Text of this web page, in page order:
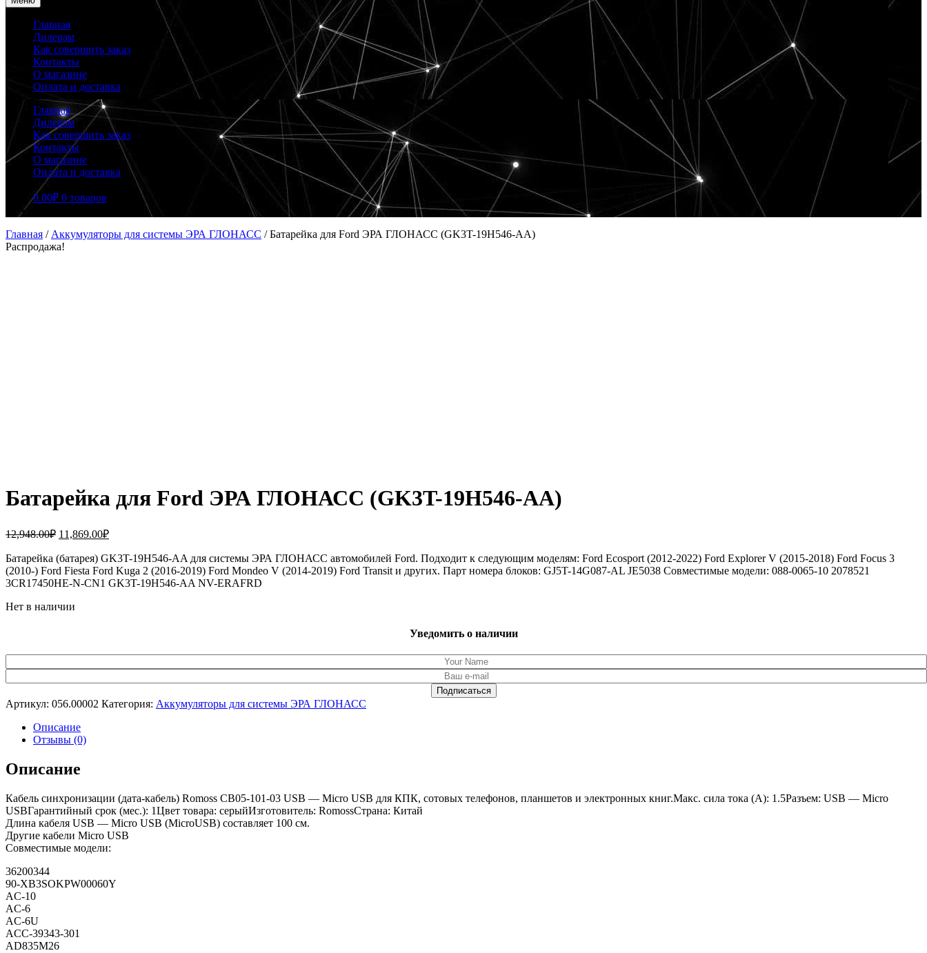
Главная
Дилерам
Как совершить заказ
Контакты
О магазине
Оплата и доставка
Главная
Дилерам
Как совершить заказ
Контакты
О магазине
Оплата и доставка
0.00₽ 0 товаров
Главная / Аккумуляторы для системы ЭРА ГЛОНАСС /Батарейка для Ford ЭРА ГЛОНАСС (GK3T-19H546-AA)
Распродажа!
Батарейка для Ford ЭРА ГЛОНАСС (GK3T-19H546-AA)
12,948.00₽ Первоначальная
составляла
12,948.00₽.
11,869.00₽Текущая
11,869.00₽.
Батарейка (батарея) GK3T-19H546-AA для системы ЭРА ГЛОНАСС автомобилей Ford. Подходит к следующим моделям: Ford Ecosport (2012-2022) Ford Explorer V (2015-2018) Ford Focus 3
(2010-) Ford Fiesta Ford Kuga 2 (2016-2019) Ford Mondeo V (2014-2019) Ford Transit и других. Парт номера блоков: GJ5T-14G087-AL JE5038 Совместимые модели: 088-0065-10 2078521
3CR17450HE-N-CN1 GK3T-19H546-AA NV-ERAFRD
Нет в наличии
Уведомить о наличии
Артикул: 056.00002 Категория: Аккумуляторы для системы ЭРА ГЛОНАСС
Описание
Отзывы (0)
Описание
Кабель синхронизации (дата-кабель) Romoss CB05-101-03 USB — Micro USB для КПК, сотовых телефонов, планшетов и электронных книг.Макс. сила тока (A): 1.5Разъем: USB — Micro
USBГарантийный срок (мес.): 1Цвет товара: серыйИзготовитель: RomossСтрана: Китай
Длина кабеля USB — Micro USB (MicroUSB) составляет 100 см.
Другие кабели Micro USB
Совместимые модели:
36200344
90-XB3SOKPW00060Y
AC-10
AC-6
AC-6U
ACC-39343-301
AD835M26